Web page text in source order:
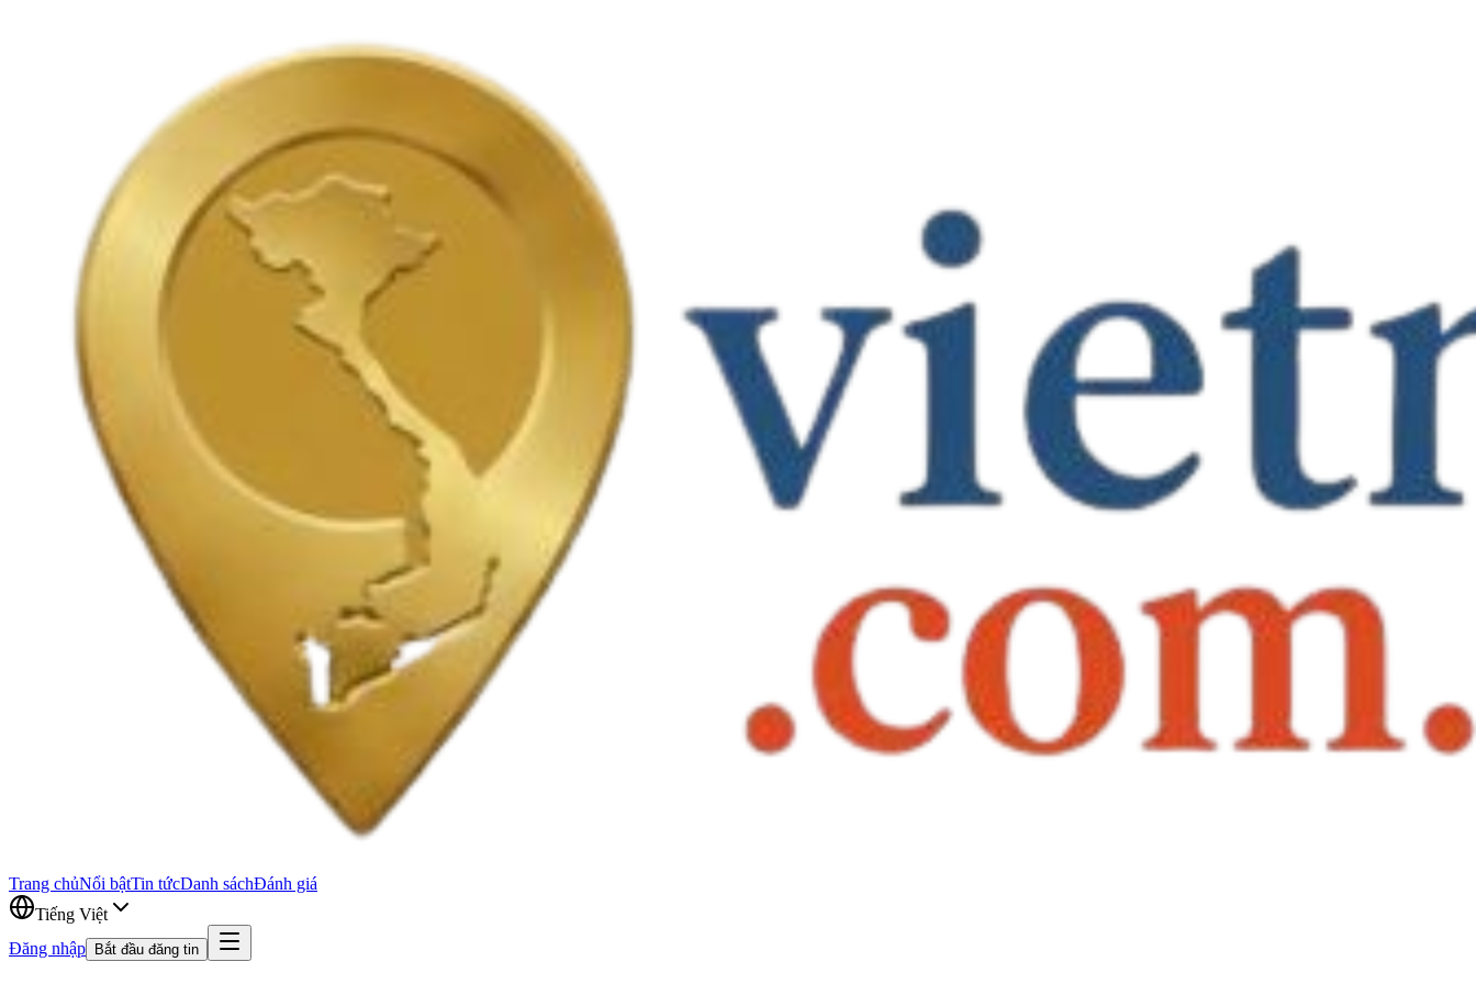
Trang chủNổi bậtTin tứcDanh sáchĐánh giá
Tiếng Việt
Đăng nhập
Bắt đầu đăng tin